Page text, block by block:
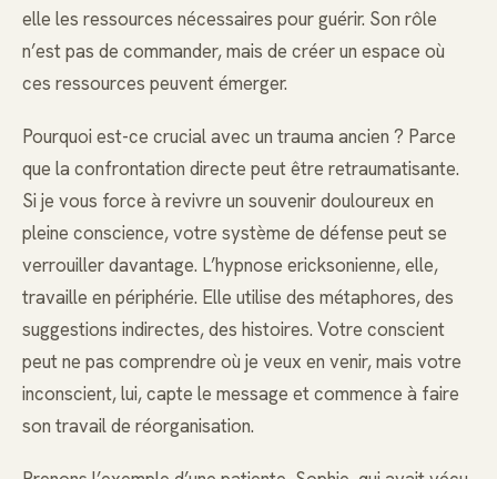
elle les ressources nécessaires pour guérir. Son rôle
n’est pas de commander, mais de créer un espace où
ces ressources peuvent émerger.
Pourquoi est-ce crucial avec un trauma ancien ? Parce
que la confrontation directe peut être retraumatisante.
Si je vous force à revivre un souvenir douloureux en
pleine conscience, votre système de défense peut se
verrouiller davantage. L’hypnose ericksonienne, elle,
travaille en périphérie. Elle utilise des métaphores, des
suggestions indirectes, des histoires. Votre conscient
peut ne pas comprendre où je veux en venir, mais votre
inconscient, lui, capte le message et commence à faire
son travail de réorganisation.